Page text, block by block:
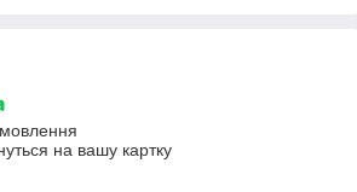
на вашу картку